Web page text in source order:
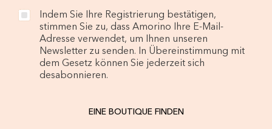
Indem Sie Ihre Registrierung bestätigen,
stimmen Sie zu, dass Amorino Ihre E-Mail-
Adresse verwendet, um Ihnen unseren
Newsletter zu senden. In Übereinstimmung mit
dem Gesetz können Sie jederzeit sich
desabonnieren.
EINE BOUTIQUE FINDEN